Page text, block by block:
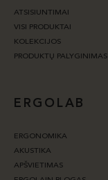
ATSISIUNTIMAI
VISI PRODUKTAI
KOLEKCIJOS
PRODUKTŲ PALYGINIMAS
ERGOLAB
ERGONOMIKA
AKUSTIKA
APŠVIETIMAS